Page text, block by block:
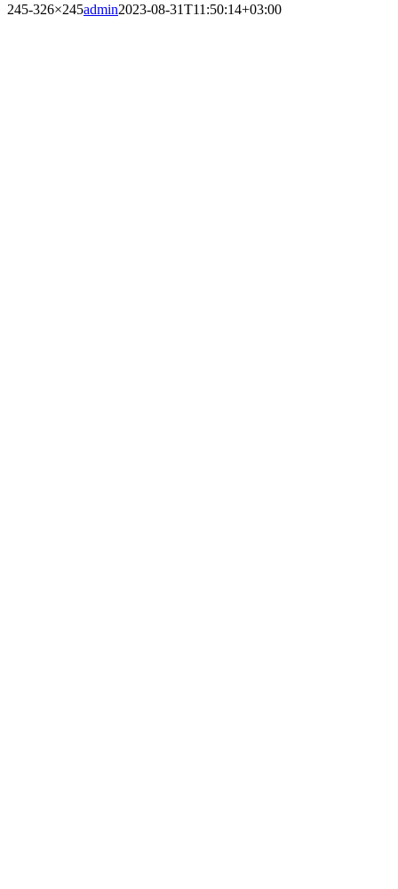
245-326×245admin2023-08-31T11:50:14+03:00